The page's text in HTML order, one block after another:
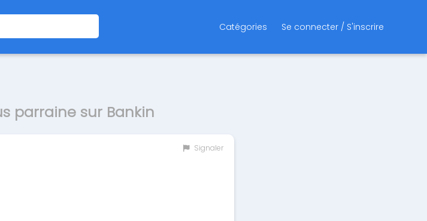
Catégories Se connecter / S'inscrire
parraine sur Bankin
Signaler